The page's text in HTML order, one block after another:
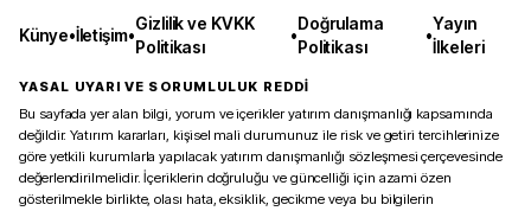
Künye•İletişim•
Gizlilik ve KVKK
Politikası
•
Doğrulama
Politikası
•
Yayın
İlkeleri
YASAL UYARI VE SORUMLULUK REDDİ
Bu sayfada yer alan bilgi, yorum ve içerikler yatırım danışmanlığı kapsamında
değildir. Yatırım kararları, kişisel mali durumunuz ile risk ve getiri tercihlerinize
göre yetkili kurumlarla yapılacak yatırım danışmanlığı sözleşmesi çerçevesinde
değerlendirilmelidir. İçeriklerin doğruluğu ve güncelliği için azami özen
gösterilmekle birlikte, olası hata, eksiklik, gecikme veya bu bilgilerin